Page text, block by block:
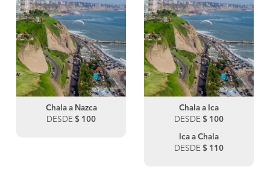
Chala a Nazca
DESDE $ 100
Chala a Ica
DESDE $ 100
Ica a Chala
DESDE $ 110